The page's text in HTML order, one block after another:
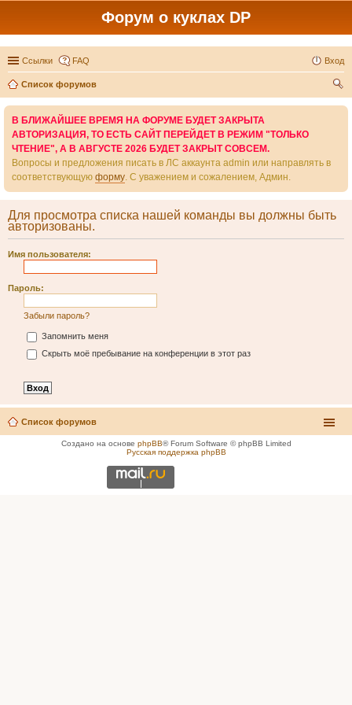
Форум о куклах DP
Ссылки FAQ Вход
Список форумов
В БЛИЖАЙШЕЕ ВРЕМЯ НА ФОРУМЕ БУДЕТ ЗАКРЫТА
АВТОРИЗАЦИЯ, ТО ЕСТЬ САЙТ ПЕРЕЙДЕТ В РЕЖИМ "ТОЛЬКО
ЧТЕНИЕ", А В АВГУСТЕ 2026 БУДЕТ ЗАКРЫТ СОВСЕМ.
Вопросы и предложения писать в ЛС аккаунта admin или направлять в
соответствующую форму. С уважением и сожалением, Админ.
Для просмотра списка нашей команды вы должны быть
авторизованы.
Имя пользователя:
Пароль:
Забыли пароль?
Запомнить меня
Скрыть моё пребывание на конференции в этот раз
Список форумов
Создано на основе phpBB® Forum Software © phpBB Limited
Русская поддержка phpBB